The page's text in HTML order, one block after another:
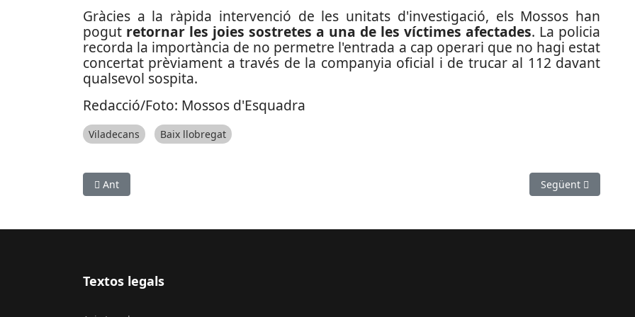
Gràcies a la ràpida intervenció de les unitats d'investigació, els Mossos han
pogut retornar les joies sostretes a una de les víctimes afectades. La policia
recorda la importància de no permetre l'entrada a cap operari que no hagi estat
concertat prèviament a través de la companyia oficial i de trucar al 112 davant
qualsevol sospita.
Redacció/Foto: Mossos d'Esquadra
Viladecans Baix llobregat
Article anterior: Detingut un atracador multireincident després d'assaltar una gasolinera a Sant Vicenç dels Horts
Ant Article següent:
Següent
Textos legals